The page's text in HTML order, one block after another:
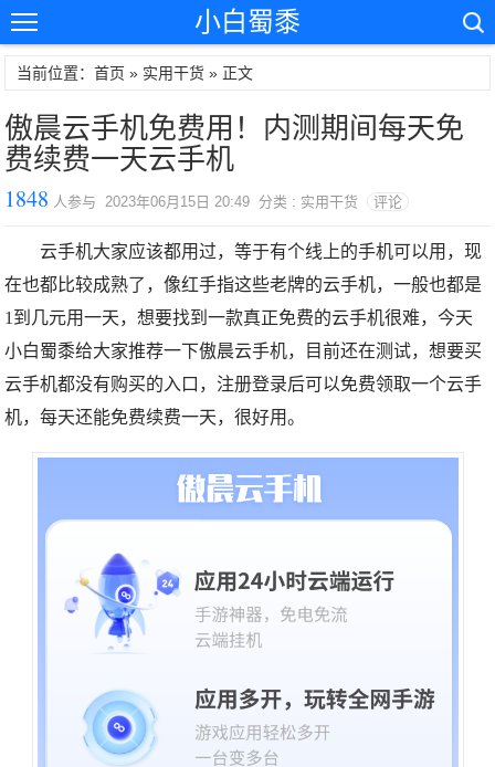
小白蜀黍
当前位置：首页 » 实用干货 » 正文
傲晨云手机免费用！内测期间每天免
费续费一天云手机
1848 人参与 2023年06月15日 20:49 分类 : 实用干货 评论
云手机大家应该都用过，等于有个线上的手机可以用，现
在也都比较成熟了，像红手指这些老牌的云手机，一般也都是
1到几元用一天，想要找到一款真正免费的云手机很难，今天
小白蜀黍给大家推荐一下傲晨云手机，目前还在测试，想要买
云手机都没有购买的入口，注册登录后可以免费领取一个云手
机，每天还能免费续费一天，很好用。